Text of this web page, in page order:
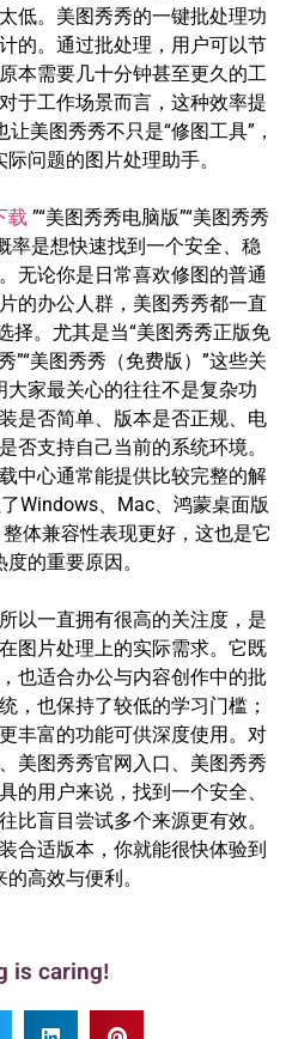
低。美图秀秀的一键批处理功
的。通过批处理，用户可以节
本需要几十分钟甚至更久的工
于工作场景而言，这种效率提
美图秀秀不只是“修图工具”，
问题的图片处理助手。
载 ”“美图秀秀电脑版”“美图秀秀
率是想快速找到一个安全、稳
无论你是日常喜欢修图的普通
的办公人群，美图秀秀都一直
择。尤其是当“美图秀秀正版免
”“美图秀秀（免费版）”这些关
家最关心的往往不是复杂功
是否简单、版本是否正规、电
否支持自己当前的系统环境。
中心通常能提供比较完整的解
Windows、Mac、鸿蒙桌面版
体兼容性表现更好，这也是它
的重要原因。
以一直拥有很高的关注度，是
图片处理上的实际需求。它既
也适合办公与内容创作中的批
，也保持了较低的学习门槛；
丰富的功能可供深度使用。对
美图秀秀官网入口、美图秀秀
的用户来说，找到一个安全、
比盲目尝试多个来源更有效。
合适版本，你就能很快体验到
高效与便利。
is caring!